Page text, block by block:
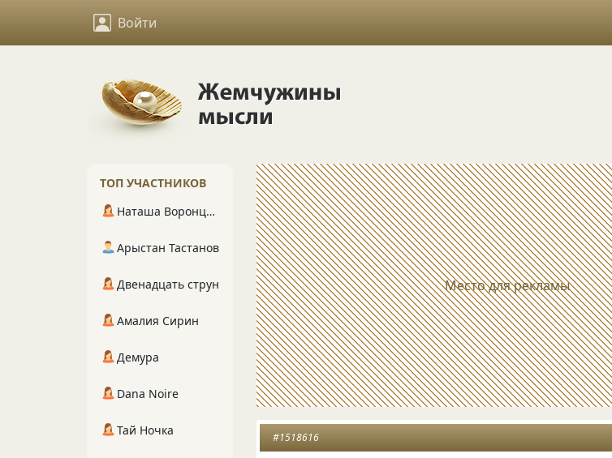
Войти
Место для рекламы
#1518616
ТОП УЧАСТНИКОВ
Наташа Воронцова
Арыстан Тастанов
Двенадцать струн
Амалия Сирин
Демура
Dana Noire
Тай Ночка